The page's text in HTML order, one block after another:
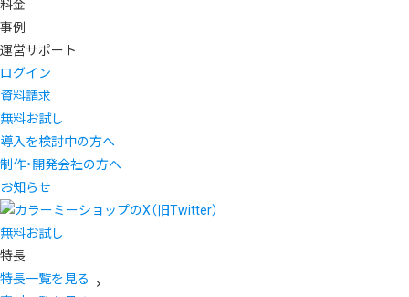
料金
事例
運営サポート
ログイン
資料請求
無料お試し
導入を検討中の方へ
制作・開発会社の方へ
お知らせ
無料お試し
特長
特長一覧を見る